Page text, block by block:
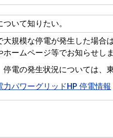
ついて知りたい。
大規模な停電が発生した場合
ホームページ等でお知らせしま
停電の発生状況については、
力パワーグリッドHP 停電情報